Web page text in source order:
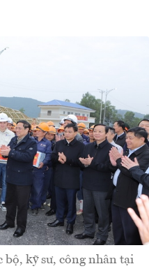
bộ, kỹ sư, công nhân tại